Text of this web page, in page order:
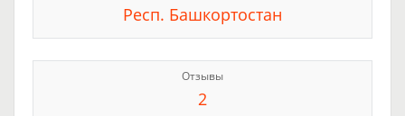
Респ. Башкортостан
Отзывы
2